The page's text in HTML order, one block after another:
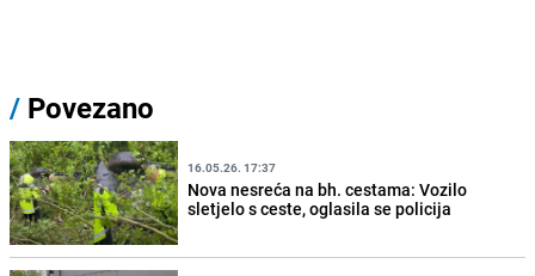
/ Povezano
16.05.26. 17:37
Nova nesreća na bh. cestama: Vozilo
sletjelo s ceste, oglasila se policija